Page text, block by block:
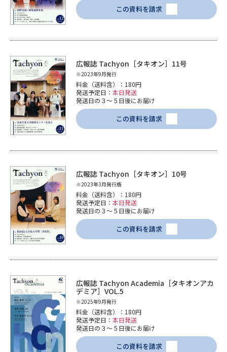
この資料を請求
広報誌 Tachyon［タキオン］11号
※2023年9月発行
料金（送料含）：180円
発送予定日： 本日発送
発送日の３～５日後にお届け
この資料を請求
広報誌 Tachyon［タキオン］10号
※2023年3月発行版
料金（送料含）：180円
発送予定日： 本日発送
発送日の３～５日後にお届け
この資料を請求
広報誌 Tachyon Academia［タキオンアカ
デミア］VOL.5
※2025年9月発行
料金（送料含）：180円
発送予定日： 本日発送
発送日の３～５日後にお届け
この資料を請求